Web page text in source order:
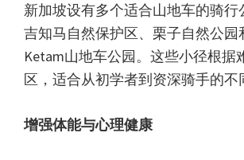
新加坡设有多个适合山地车的骑行
吉知马自然保护区、栗子自然公园
Ketam山地车公园。这些小径根据
区，适合从初学者到资深骑手的不
增强体能与心理健康